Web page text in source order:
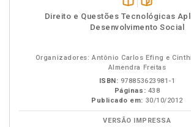
Disponível
na
páginas
Direito e Questões Tecnológicas
Desenvolvimento Social
Organizadores: Antônio Carlos Efing e
Almendra Freitas
ISBN: 978853623981-1
Páginas: 438
Publicado em: 30/10/2012
VERSÃO IMPRESSA